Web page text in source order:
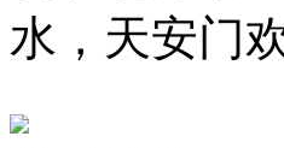
水，天安门